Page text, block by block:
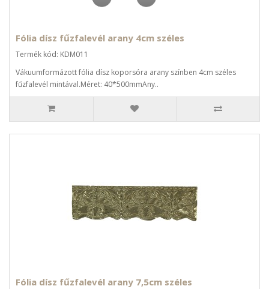
Fólia dísz fűzfalevél arany 4cm széles
Termék kód: KDM011
Vákuumformázott fólia dísz koporsóra arany színben 4cm széles
fűzfalevél mintával.Méret: 40*500mmAny..
Fólia dísz fűzfalevél arany 7,5cm széles